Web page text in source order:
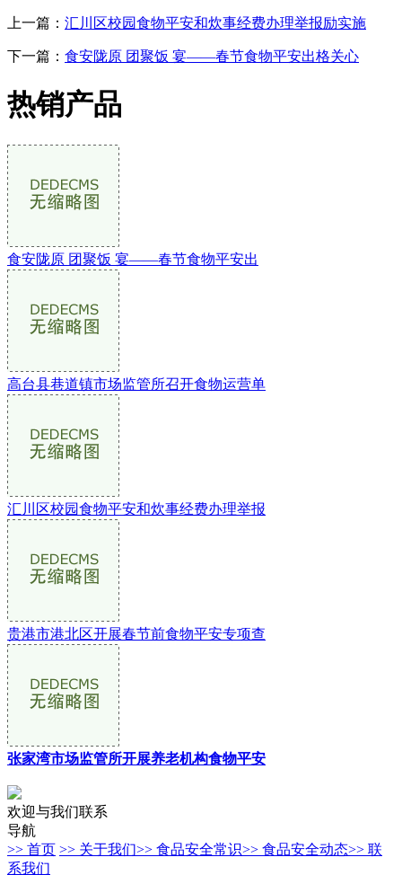
上一篇： 汇川区校园食物平安和炊事经费办理举报励实施
下一篇： 食安陇原 团聚饭 宴——春节食物平安出格关心
热销产品
食安陇原 团聚饭 宴——春节食物平安出
高台县巷道镇市场监管所召开食物运营单
汇川区校园食物平安和炊事经费办理举报
贵港市港北区开展春节前食物平安专项查
张家湾市场监管所开展养老机构食物平安
欢迎与我们联系
导航
>> 首页 >> 关于我们>> 食品安全常识>> 食品安全动态>> 联
系我们